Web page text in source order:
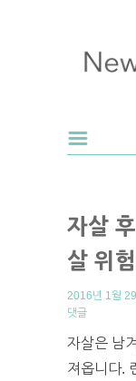
자살
살 위
2016년 1월
댓글
자살은 남
져옵니다.